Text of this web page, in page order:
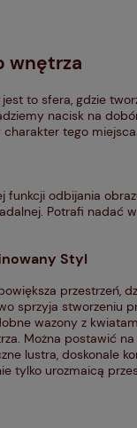
wnętrza
to sfera, gdzie
nacisk na
tego miejsca.
odbijania
Potrafi nadać
Styl
przestrzeń,
sprzyja stworzeniu
wazony z
Można postawić
lustra, doskonale
tylko urozmaicą